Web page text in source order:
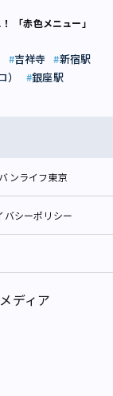
「赤色メニュー」
吉祥寺
新宿駅
銀座駅
ンライフ東京
バシーポリシー
ディア